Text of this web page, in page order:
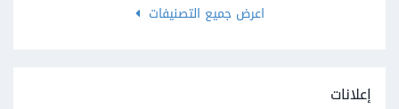
اعرض جميع التصنيفات
إعلانات